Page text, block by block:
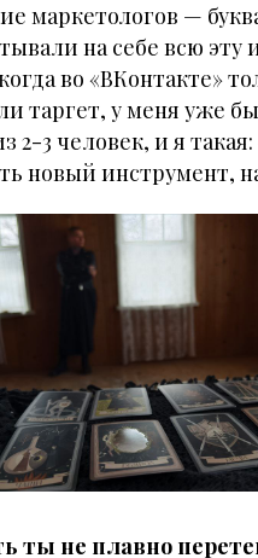
маркетологов —
на себе всю эту
во «ВКонтакте»
таргет, у меня уже
2-3 человек, и я
новый инструмент,
ты не плавно